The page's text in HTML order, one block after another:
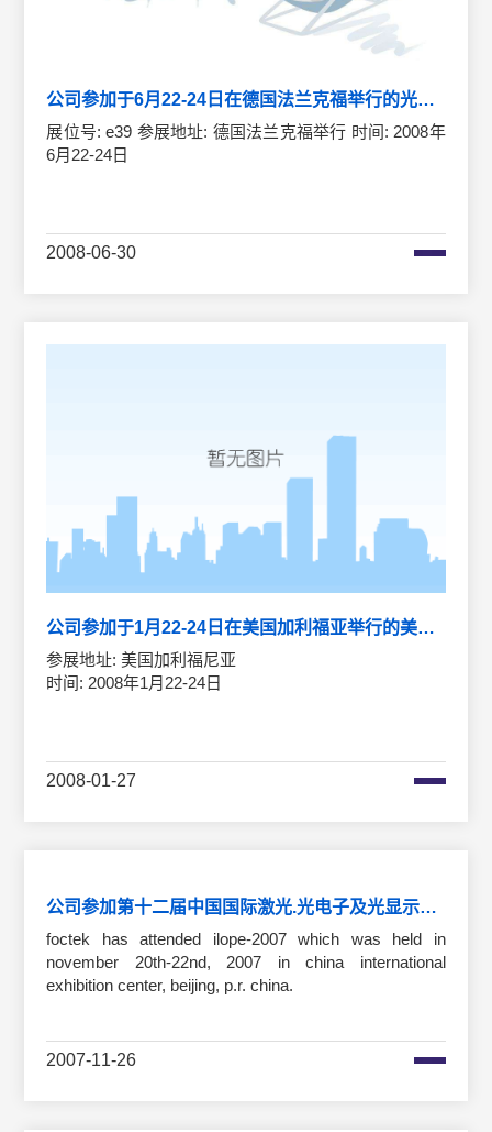
公司参加于6月22-24日在德国法兰克福举行的光电展
展位号: e39 参展地址: 德国法兰克福举行 时间: 2008年
6月22-24日
2008-06-30
公司参加于1月22-24日在美国加利福亚举行的美国西部光电展
参展地址: 美国加利福尼亚
时间: 2008年1月22-24日
2008-01-27
公司参加第十二届中国国际激光.光电子及光显示产品博览会
foctek has attended ilope-2007 which was held in
november 20th-22nd, 2007 in china international
exhibition center, beijing, p.r. china.
2007-11-26